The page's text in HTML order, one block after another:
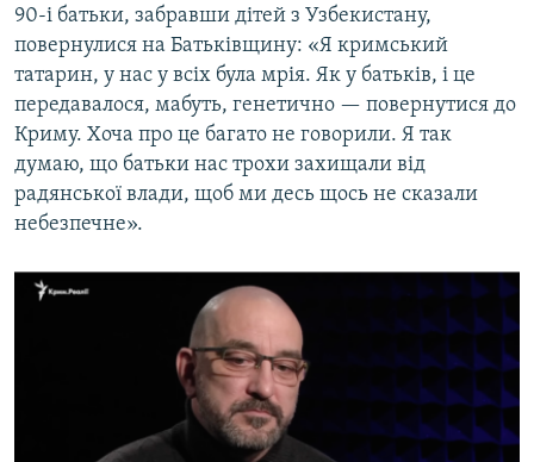
90-і батьки, забравши дітей з Узбекистану,
повернулися на Батьківщину: «Я кримський
татарин, у нас у всіх була мрія. Як у батьків, і це
передавалося, мабуть, генетично — повернутися до
Криму. Хоча про це багато не говорили. Я так
думаю, що батьки нас трохи захищали від
радянської влади, щоб ми десь щось не сказали
небезпечне».